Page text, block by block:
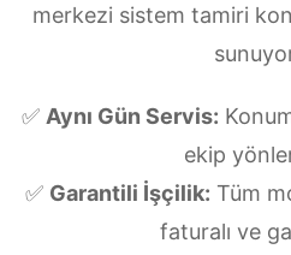
merkezi sistem tamiri
✅ Aynı Gün Servis:
ekip
✅ Garantili İşçilik: Tüm
faturalı ve